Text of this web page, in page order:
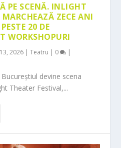
PE SCENĂ. INLIGHT
ZECE ANI
20 DE
WORKSHOPURI
2026 |Teatru | 0 |
devine scena
Theater Festival,...